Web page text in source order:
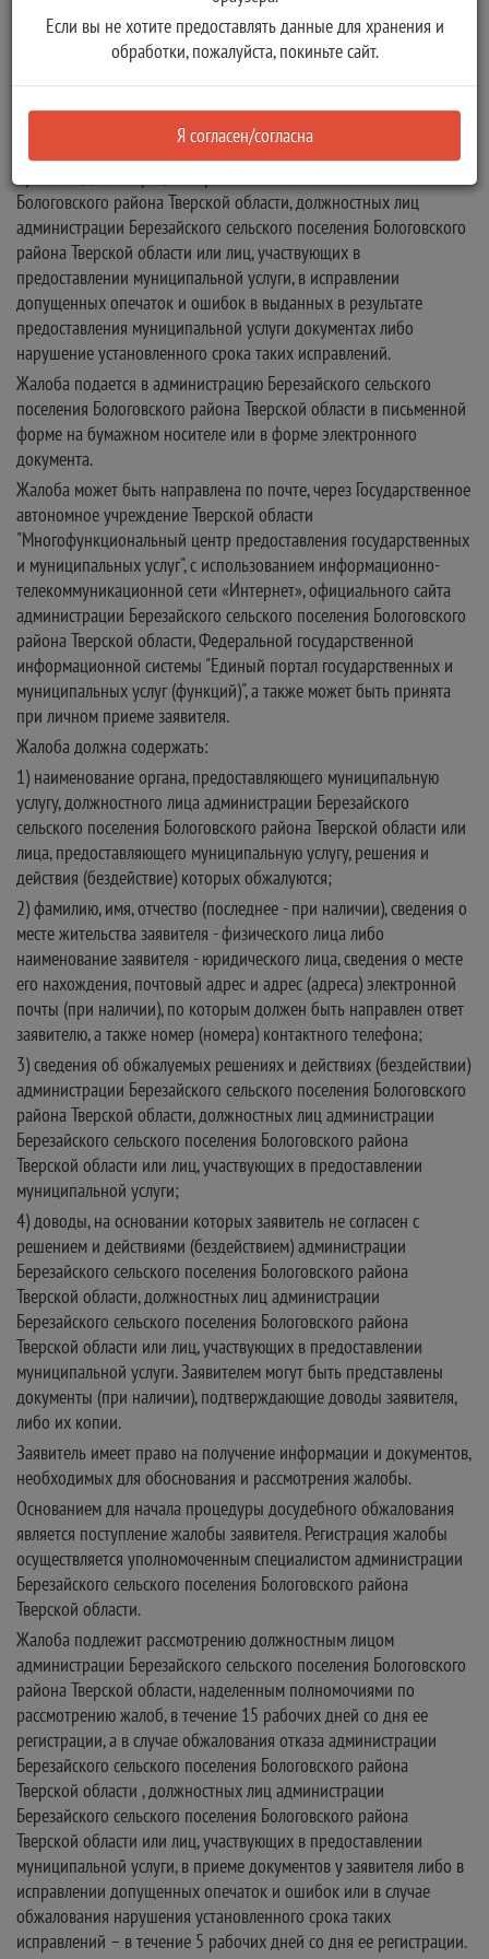
правовыми актами;
6) затребование с заявителя при предоставлении
муниципальной услуги платы, не предусмотренной
нормативными правовыми актами Тверской области,
муниципальными правовыми актами;
Бологовского района Тверской области, должностных лиц
администрации Березайского сельского поселения Бологовского
района Тверской области или лиц, участвующих в
предоставлении муниципальной услуги, в исправлении
допущенных опечаток и ошибок в выданных в результате
предоставления муниципальной услуги документах либо
нарушение установленного срока таких исправлений.
Жалоба подается в администрацию Березайского сельского
поселения Бологовского района Тверской области в письменной
форме на бумажном носителе или в форме электронного
документа.
Жалоба может быть направлена по почте, через Государственное
автономное учреждение Тверской области
"Многофункциональный центр предоставления государственных
и муниципальных услуг", с использованием информационно-
телекоммуникационной сети «Интернет», официального сайта
администрации Березайского сельского поселения Бологовского
района Тверской области, Федеральной государственной
информационной системы "Единый портал государственных и
муниципальных услуг (функций)", а также может быть принята
при личном приеме заявителя.
Жалоба должна содержать:
1) наименование органа, предоставляющего муниципальную
услугу, должностного лица администрации Березайского
сельского поселения Бологовского района Тверской области или
лица, предоставляющего муниципальную услугу, решения и
действия (бездействие) которых обжалуются;
2) фамилию, имя, отчество (последнее - при наличии), сведения о
месте жительства заявителя - физического лица либо
наименование заявителя - юридического лица, сведения о месте
его нахождения, почтовый адрес и адрес (адреса) электронной
почты (при наличии), по которым должен быть направлен ответ
заявителю, а также номер (номера) контактного телефона;
3) сведения об обжалуемых решениях и действиях (бездействии)
администрации Березайского сельского поселения Бологовского
района Тверской области, должностных лиц администрации
Березайского сельского поселения Бологовского района
Тверской области или лиц, участвующих в предоставлении
муниципальной услуги;
4) доводы, на основании которых заявитель не согласен с
решением и действиями (бездействием) администрации
Березайского сельского поселения Бологовского района
Тверской области, должностных лиц администрации
Березайского сельского поселения Бологовского района
Тверской области или лиц, участвующих в предоставлении
муниципальной услуги. Заявителем могут быть представлены
документы (при наличии), подтверждающие доводы заявителя,
либо их копии.
Заявитель имеет право на получение информации и документов,
необходимых для обоснования и рассмотрения жалобы.
Основанием для начала процедуры досудебного обжалования
является поступление жалобы заявителя. Регистрация жалобы
осуществляется уполномоченным специалистом администрации
Березайского сельского поселения Бологовского района
Тверской области.
Жалоба подлежит рассмотрению должностным лицом
администрации Березайского сельского поселения Бологовского
района Тверской области, наделенным полномочиями по
рассмотрению жалоб, в течение 15 рабочих дней со дня ее
регистрации, а в случае обжалования отказа администрации
Березайского сельского поселения Бологовского района
Тверской области , должностных лиц администрации
Березайского сельского поселения Бологовского района
Тверской области или лиц, участвующих в предоставлении
муниципальной услуги, в приеме документов у заявителя либо в
исправлении допущенных опечаток и ошибок или в случае
обжалования нарушения установленного срока таких
исправлений – в течение 5 рабочих дней со дня ее регистрации.
Если вы не хотите предоставлять данные для хранения и
обработки, пожалуйста, покиньте сайт.
Я согласен/согласна